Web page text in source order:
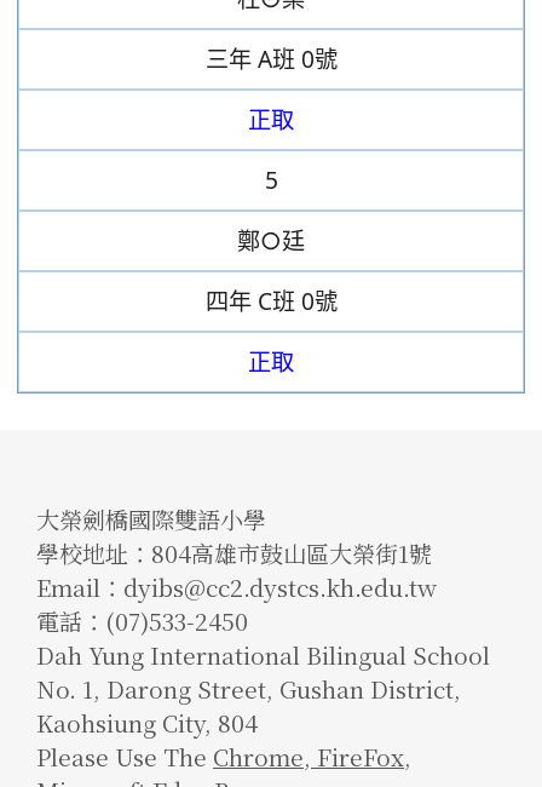
三年 A班 0號
正取
5
鄭○廷
四年 C班 0號
正取
大榮劍橋國際雙語小學
學校地址：804高雄市鼓山區大榮街1號
Email：dyibs@cc2.dystcs.kh.edu.tw
電話：(07)533-2450
Dah Yung International Bilingual School
No. 1, Darong Street, Gushan District,
Kaohsiung City, 804
Please Use The Chrome, FireFox,